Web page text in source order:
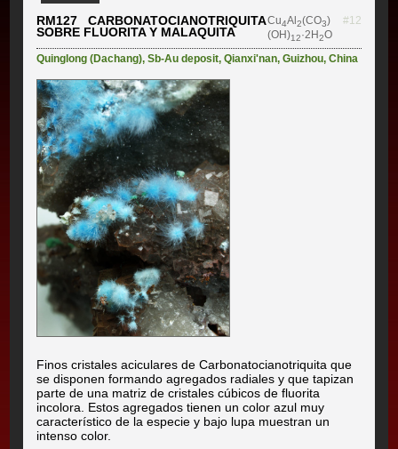
RM127 CARBONATOCIANOTRIQUITA
SOBRE FLUORITA Y MALAQUITA
Cu4Al2(CO3)
(OH)12·2H2O
#12
Quinglong (Dachang),Sb-Au deposit,Qianxi'nan,Guizhou,China
Finos cristales aciculares de Carbonatocianotriquita que
se disponen formando agregados radiales y que tapizan
parte de una matriz de cristales cúbicos de fluorita
incolora. Estos agregados tienen un color azul muy
característico de la especie y bajo lupa muestran un
intenso color.